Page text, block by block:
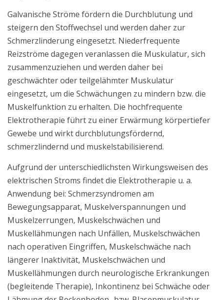
Galvanische Ströme fördern die Durchblutung und
steigern den Stoffwechsel und werden daher zur
Schmerzlinderung eingesetzt. Niederfrequente
Reizströme dagegen veranlassen die Muskulatur, sich
zusammenzuziehen und werden daher bei
geschwächter oder teilgelähmter Muskulatur
eingesetzt, um die Schwächungen zu mindern bzw. die
Muskelfunktion zu erhalten. Die hochfrequente
Elektrotherapie führt zu einer Erwärmung körpertiefer
Gewebe und wirkt durchblutungsfördernd,
schmerzlindernd und muskelstabilisierend.
Aufgrund der unterschiedlichsten Wirkungsweisen des
elektrischen Stroms findet die Elektrotherapie u. a.
Anwendung bei: Schmerzsyndromen am
Bewegungsapparat, Muskelverspannungen und
Muskelzerrungen, Muskelschwächen und
Muskellähmungen nach Unfällen, Muskelschwächen
nach operativen Eingriffen, Muskelschwäche nach
längerer Inaktivität, Muskelschwächen und
Muskellähmungen durch neurologische Erkrankungen
(begleitende Therapie), Inkontinenz bei Schwäche oder